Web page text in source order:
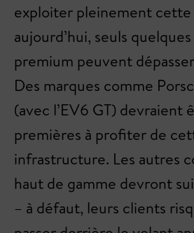
exploiter pleinement cette
aujourd’hui, seuls
premium peuvent
Des marques comme
(avec l’EV6 GT) devraient
premières à profiter de
infrastructure. Les autres
haut de gamme devront
– à défaut, leurs clients